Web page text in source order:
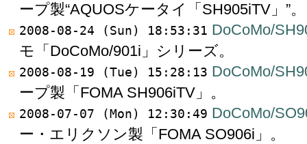
ープ製“AQUOSケータイ「SH905iTV」”。
2008-08-24 (Sun) 18:53:31 DoCoMo/
モ「DoCoMo/901i」シリーズ。
2008-08-19 (Tue) 15:28:13 DoCoMo/
ープ製「FOMA SH906iTV」。
2008-07-07 (Mon) 12:30:49 DoCoMo/
ー・エリクソン製「FOMA SO906i」。